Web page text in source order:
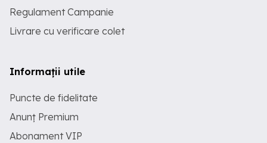
Regulament Campanie
Livrare cu verificare colet
Informații utile
Puncte de fidelitate
Anunț Premium
Abonament VIP